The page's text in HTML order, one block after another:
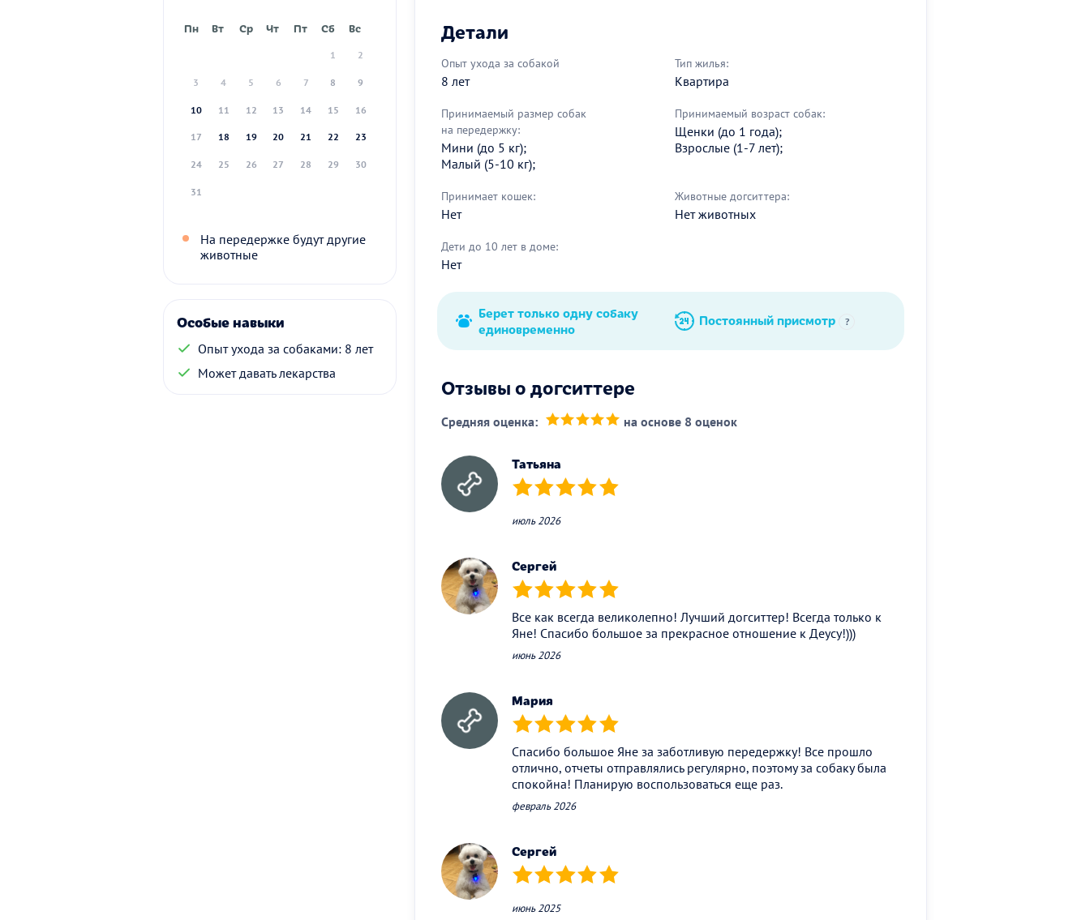
Пн Вт Ср Чт Пт Сб Вс
1 2
3 4 5 6 7 8 9
10 11 12 13 14 15 16
17 18 19 20 21 22 23
24 25 26 27 28 29 30
31
На передержке будут другие
животные
Особые навыки
Опыт ухода за собаками: 8 лет
Может давать лекарства
Детали
Опыт ухода за собакой
8 лет
Тип жилья:
Квартира
Принимаемый размер собак
на передержку:
Мини (до 5 кг);
Малый (5-10 кг);
Принимаемый возраст собак:
Щенки (до 1 года);
Взрослые (1-7 лет);
Принимает кошек:
Нет
Животные догситтера:
Нет животных
Дети до 10 лет в доме:
Нет
Берет только одну собаку
единовременно
Постоянный присмотр ?
Отзывы о догситтере
Средняя оценка: на основе 8 оценок
Татьяна
(*) (*) (*) (*) (*)
июль 2026
Сергей
(*) (*) (*) (*) (*)
Все как всегда великолепно! Лучший догситтер! Всегда только к
Яне! Спасибо большое за прекрасное отношение к Деусу!)))
июнь 2026
Мария
(*) (*) (*) (*) (*)
Спасибо большое Яне за заботливую передержку! Все прошло
отлично, отчеты отправлялись регулярно, поэтому за собаку была
спокойна! Планирую воспользоваться еще раз.
февраль 2026
Сергей
(*) (*) (*) (*) (*)
июнь 2025